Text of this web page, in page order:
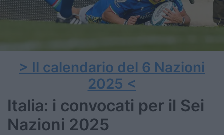
> Il calendario del 6 Nazioni
2025 <
Italia: i convocati per il Sei
Nazioni 2025